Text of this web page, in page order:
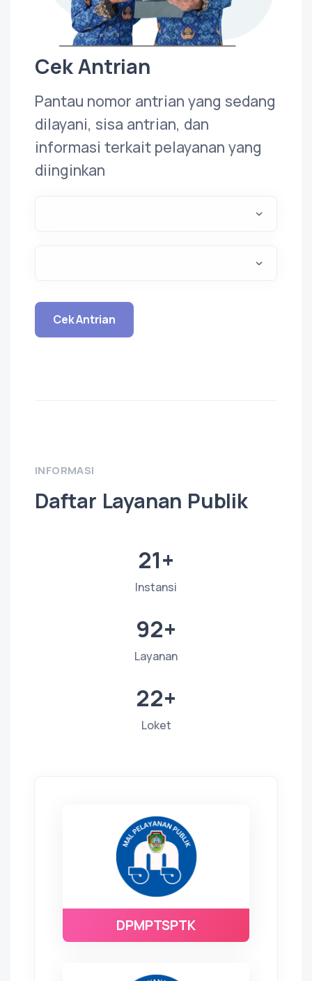
Cek Antrian
Pantau nomor antrian yang sedang
dilayani, sisa antrian, dan
informasi terkait pelayanan yang
diinginkan
Cek Antrian
INFORMASI
Daftar Layanan Publik
21+
Instansi
92+
Layanan
22+
Loket
DPMPTSPTK